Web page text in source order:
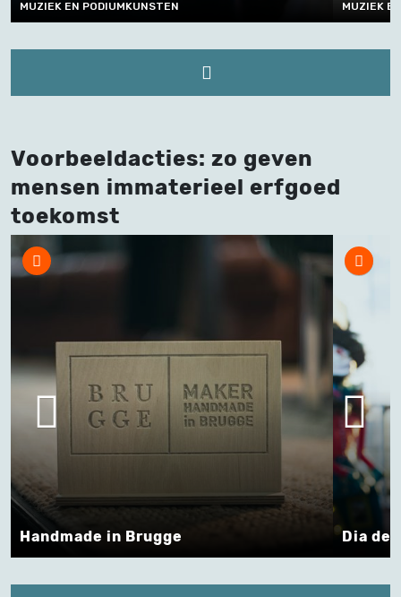
MUZIEK EN PODIUMKUNSTEN
Voorbeeldacties: zo geven
mensen immaterieel erfgoed
toekomst
Dia de Los Muertos in het MAS